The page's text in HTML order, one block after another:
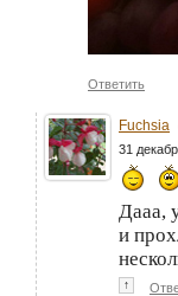
Ответить
Fuchsia
31
Дааа,
и
↑